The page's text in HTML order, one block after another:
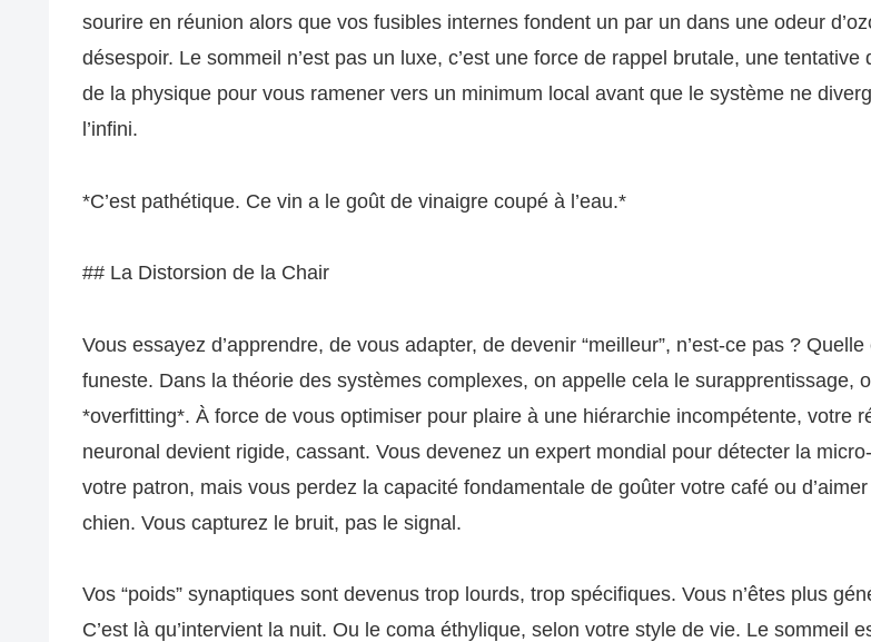
sourire en réunion alors que vos fusibles internes fondent un par un dans une odeur
désespoir. Le sommeil n’est pas un luxe, c’est une force de rappel brutale, une tentative
de la physique pour vous ramener vers un minimum local avant que le système ne
l’infini.
*C’est pathétique. Ce vin a le goût de vinaigre coupé à l’eau.*
## La Distorsion de la Chair
Vous essayez d’apprendre, de vous adapter, de devenir “meilleur”, n’est-ce pas ? Quelle
funeste. Dans la théorie des systèmes complexes, on appelle cela le surapprentissage,
*overfitting*. À force de vous optimiser pour plaire à une hiérarchie incompétente, votre
neuronal devient rigide, cassant. Vous devenez un expert mondial pour détecter la
votre patron, mais vous perdez la capacité fondamentale de goûter votre café ou
chien. Vous capturez le bruit, pas le signal.
Vos “poids” synaptiques sont devenus trop lourds, trop spécifiques. Vous n’êtes plus
C’est là qu’intervient la nuit. Ou le coma éthylique, selon votre style de vie. Le sommeil